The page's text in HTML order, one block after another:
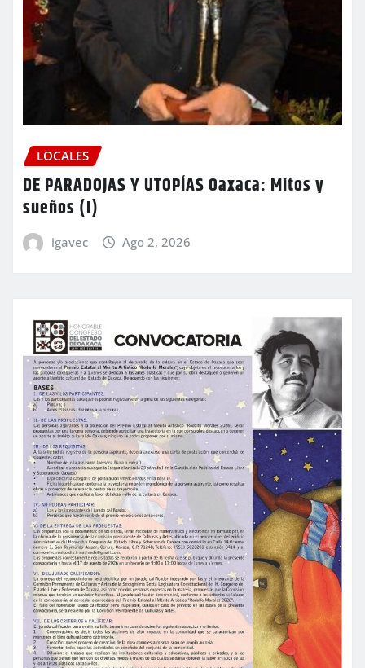
LOCALES
DE PARADOJAS Y UTOPÍAS Oaxaca: Mitos y
sueños (I)
igavec Ago 2, 2026